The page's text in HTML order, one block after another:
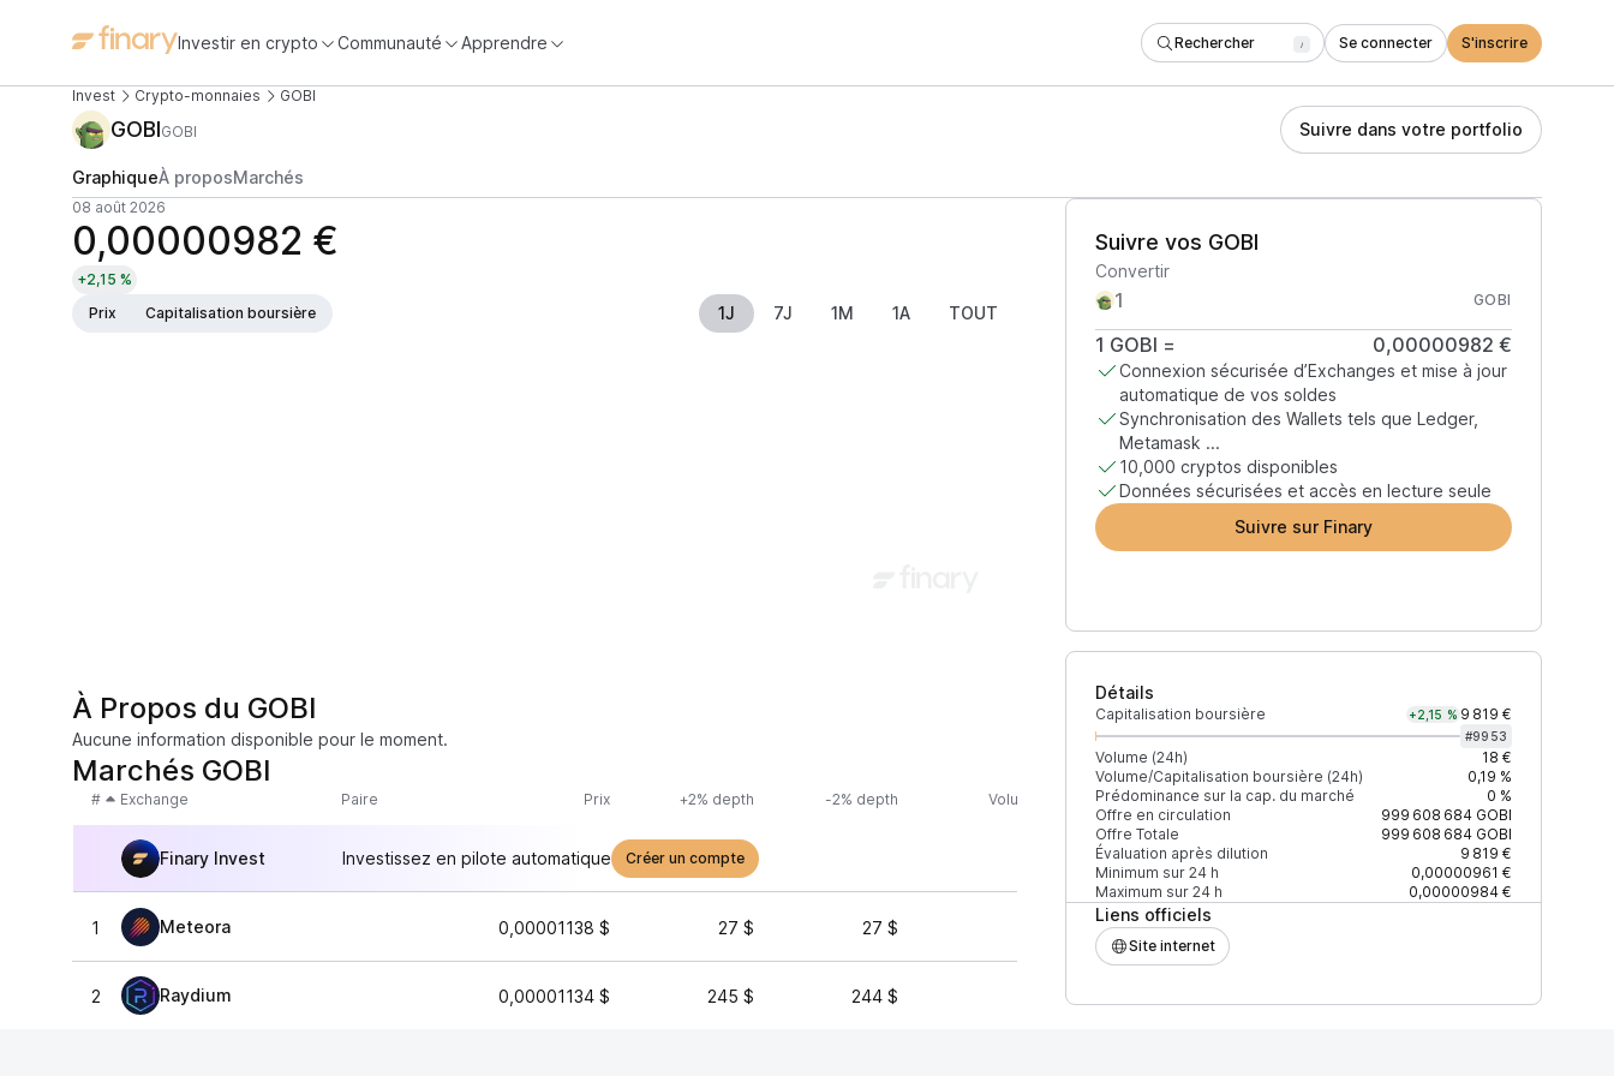
Investir en crypto Communauté Apprendre Rechercher / Se connecter S'inscrire
Invest Crypto-monnaies GOBI
GOBIGOBI Suivre dans votre portfolio
GraphiqueÀ proposMarchés
08 août 2026
0,00000982 €
+2,15 %
Prix
Capitalisation boursière 1J 7J 1M 1A TOUT
Suivre vos GOBI
Convertir
GOBI
1 GOBI = 0,00000982 €
Connexion sécurisée d’Exchanges et mise à jour
automatique de vos soldes
Synchronisation des Wallets tels que Ledger,
Metamask ...
10,000 cryptos disponibles
Données sécurisées et accès en lecture seule
Suivre sur Finary
Détails
Capitalisation boursière +2,15 % 9 819 €
#9953
Volume (24h)
18 €
Volume/Capitalisation boursière (24h)
0,19 %
Prédominance sur la cap. du marché
0 %
Offre en circulation
999 608 684GOBI
Offre Totale
999 608 684GOBI
Évaluation après dilution
9 819 €
Minimum sur 24 h
0,00000961 €
Maximum sur 24 h
0,00000984 €
Liens officiels
Site internet
À Propos du GOBI
Aucune information disponible pour le moment.
Marchés GOBI
# Exchange Paire Prix +2% depth -2% depth Volume (24h) % du volume Confiance Mis à jour
Finary Invest Investissez en pilote automatique Créer un compte
1 Meteora 0,00001138 $ 27 $ 27 $ 50,09 %
2 Raydium 0,00001134 $ 245 $ 244 $ 11 $